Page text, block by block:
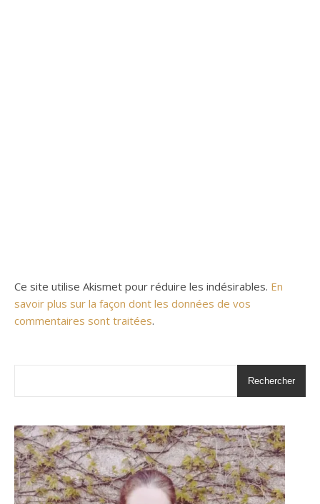
Ce site utilise Akismet pour réduire les indésirables. En
savoir plus sur la façon dont les données de vos
commentaires sont traitées.
Rechercher